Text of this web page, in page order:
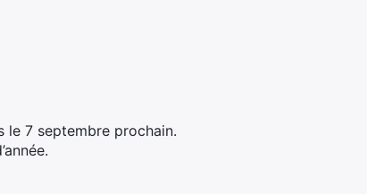
le 7 septembre prochain.